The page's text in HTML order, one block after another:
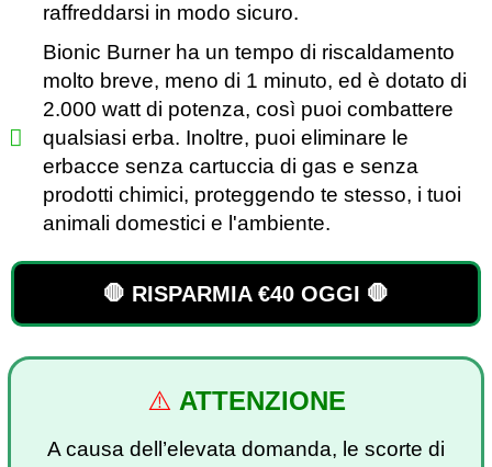
raffreddarsi in modo sicuro.
Bionic Burner ha un tempo di riscaldamento
molto breve, meno di 1 minuto, ed è dotato di
2.000 watt di potenza, così puoi combattere
qualsiasi erba. Inoltre, puoi eliminare le
erbacce senza cartuccia di gas e senza
prodotti chimici, proteggendo te stesso, i tuoi
animali domestici e l'ambiente.
🛑 RISPARMIA €40 OGGI 🛑
⚠️ ATTENZIONE
A causa dell’elevata domanda, le scorte di